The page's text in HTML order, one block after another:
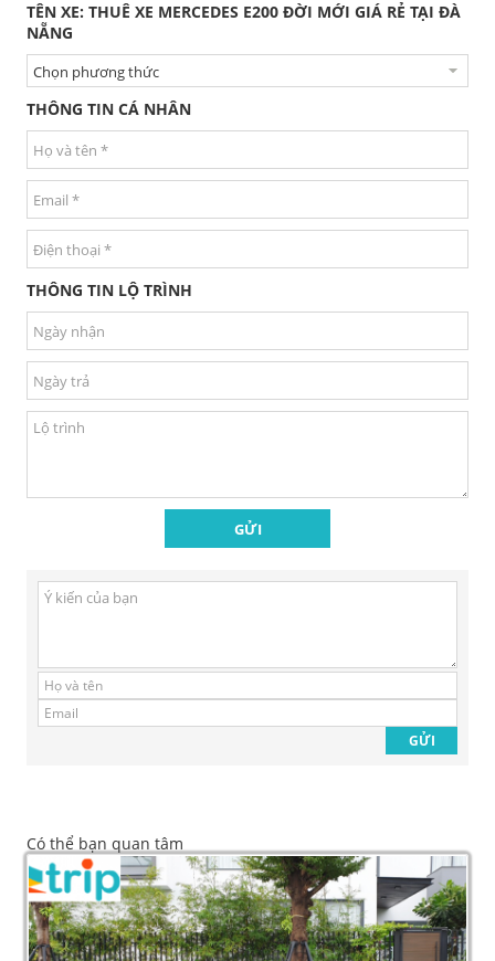
TÊN XE: THUÊ XE MERCEDES E200 ĐỜI MỚI GIÁ RẺ TẠI ĐÀ
NẴNG
THÔNG TIN CÁ NHÂN
THÔNG TIN LỘ TRÌNH
Có thể bạn quan tâm